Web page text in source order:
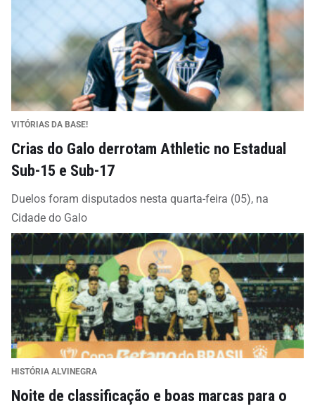
VITÓRIAS DA BASE!
Crias do Galo derrotam Athletic no Estadual
Sub-15 e Sub-17
Duelos foram disputados nesta quarta-feira (05), na
Cidade do Galo
HISTÓRIA ALVINEGRA
Noite de classificação e boas marcas para o